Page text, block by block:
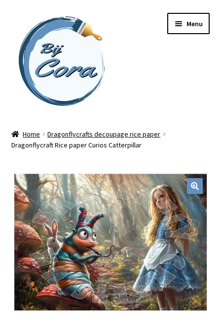
naar
navigatie
inhoud
Menu
Workshops
Online cursussen
Shop
Blog / DIY / Tutorials
Over mij
Contact
Home
Dragonflycrafts decoupage rice paper
Dragonflycraft Rice paper Curios Catterpillar